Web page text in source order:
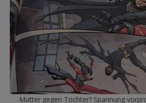
Mutter gegen Tochter? Spannung